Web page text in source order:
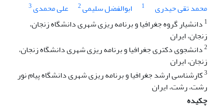
محمد تقی حیدری
1 ابوالفضل سلیمی2 علی محمدی3
1 دانشیار گروه جغرافیا و برنامه ریزی شهری دانشگاه زنجان،
زنجان، ایران
2دانشجوی دکتری جغرافیا و برنامه ریزی شهری دانشگاه زنجان،
زنجان، ایران
3کارشناسی ارشد جغرافیا و برنامه ریزی شهری دانشگاه پیام نور
رشت، رشت، ایران
چکیده